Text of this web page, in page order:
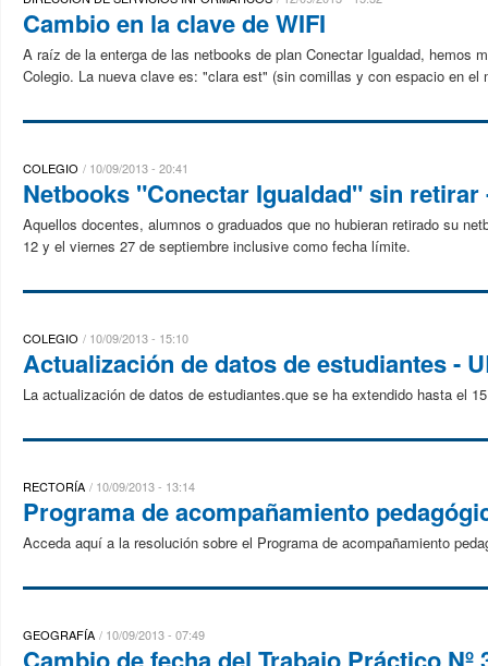
Cambio en la clave de WIFI
A raíz de la enterga de las netbooks de plan Conectar Igualdad, hemos
Colegio. La nueva clave es: "clara est" (sin comillas y con espacio en el
COLEGIO 10/09/2013 - 20:41
Netbooks "Conectar Igualdad" sin retirar
Aquellos docentes, alumnos o graduados que no hubieran retirado su
12 y el viernes 27 de septiembre inclusive como fecha límite.
COLEGIO 10/09/2013 - 15:10
Actualización de datos de estudiantes -
La actualización de datos de estudiantes.que se ha extendido hasta el
RECTORÍA 10/09/2013 - 13:14
Programa de acompañamiento
Acceda aquí a la resolución sobre el Programa de acompañamiento
GEOGRAFÍA 10/09/2013 - 07:49